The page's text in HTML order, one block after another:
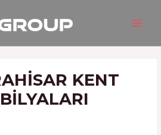
KENT